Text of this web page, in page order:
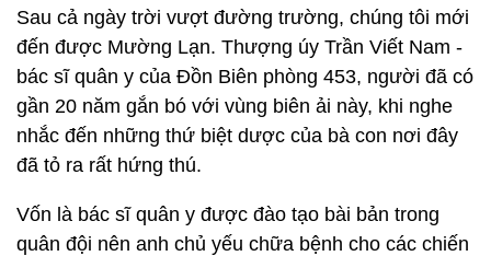
Sau cả ngày trời vượt đường trường, chúng tôi mới
đến được Mường Lạn. Thượng úy Trần Viết Nam -
bác sĩ quân y của Đồn Biên phòng 453, người đã có
gần 20 năm gắn bó với vùng biên ải này, khi nghe
nhắc đến những thứ biệt dược của bà con nơi đây
đã tỏ ra rất hứng thú.
Vốn là bác sĩ quân y được đào tạo bài bản trong
quân đội nên anh chủ yếu chữa bệnh cho các chiến